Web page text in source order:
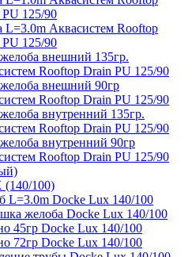
125/90
L=3.0m Аквасистем Rooftop
125/90
внешний 135гр.
Rooftop Drain PU 125/90
внешний 90гр
Rooftop Drain PU 125/90
внутренний 135гр.
Rooftop Drain PU 125/90
внутренний 90гр
Rooftop Drain PU 125/90
100)
L=3.0m Docke Lux 140/100
желоба Docke Lux 140/100
45гр Docke Lux 140/100
72гр Docke Lux 140/100